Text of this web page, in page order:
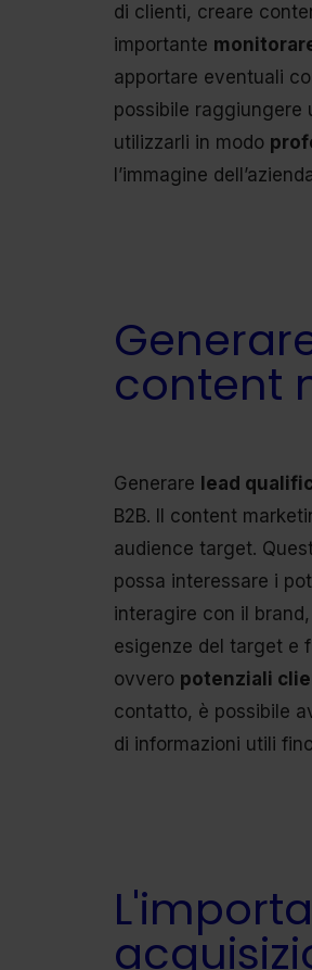
di clienti, creare
importante
apportare eventuali
possibile raggiungere
utilizzarli in modo
l’immagine
content
Generare lead
B2B. Il content
audience target.
possa interessare i
interagire con il
esigenze del target e
ovvero potenziali
contatto, è possibile
di informazioni utili